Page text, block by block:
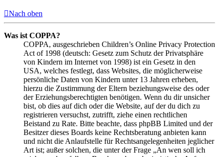
Nach oben
Was ist COPPA?
COPPA, ausgeschrieben Children’s Online Privacy Protection
Act of 1998 (deutsch: Gesetz zum Schutz der Privatsphäre
von Kindern im Internet von 1998) ist ein Gesetz in den
USA, welches festlegt, dass Websites, die möglicherweise
persönliche Daten von Kindern unter 13 Jahren erheben,
hierzu die Zustimmung der Eltern beziehungsweise des oder
der Erziehungsberechtigten benötigen. Wenn du dir unsicher
bist, ob dies auf dich oder die Website, auf der du dich zu
registrieren versuchst, zutrifft, ziehe einen rechtlichen
Beistand zu Rate. Bitte beachte, dass phpBB Limited und der
Besitzer dieses Boards keine Rechtsberatung anbieten kann
und nicht die Anlaufstelle für Rechtsangelegenheiten jeglicher
Art ist; außer solchen, die unter der Frage „An wen soll ich